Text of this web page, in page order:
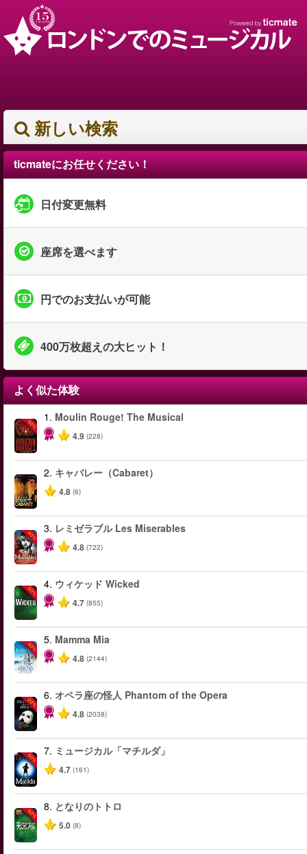
新しい検索
ticmateにお任せください！
日付変更無料
座席を選べます
円でのお支払いが可能
400万枚超えの大ヒット！
よく似た体験
-50%
1. Moulin Rouge! The Musical
4.9 (228)
2. キャバレー（Cabaret）
4.8 (6)
-40%
3. レミゼラブル Les Miserables
4.8 (722)
-50%
4. ウィケッド Wicked
4.7 (855)
-40%
5. Mamma Mia
4.8 (2144)
-20%
6. オペラ座の怪人 Phantom of the Opera
4.8 (2038)
-50%
7. ミュージカル「マチルダ」
4.7 (161)
-50%
8. となりのトトロ
5.0 (8)